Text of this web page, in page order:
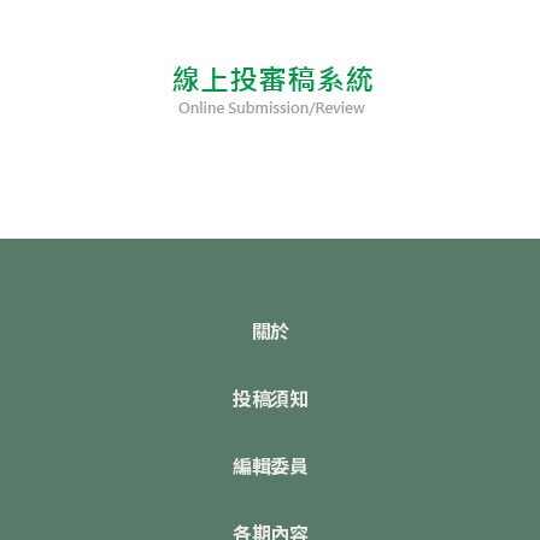
關於
投稿須知
編輯委員
各期內容